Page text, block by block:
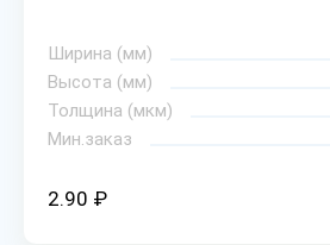
Ширина (мм)
Высота (мм)
Толщина (мкм)
Мин.заказ
2.90 ₽